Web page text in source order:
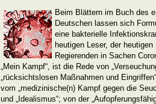
Beim Blättern im Buch des
Deutschen lassen sich
eine bakterielle
heutigen Leser, der
Regierenden in Sachen
„Mein Kampf“, ist die Rede von
„rücksichtslosen Maßnahmen und
vom „medizinische(n) Kampf gegen die
und „Idealismus“; von der